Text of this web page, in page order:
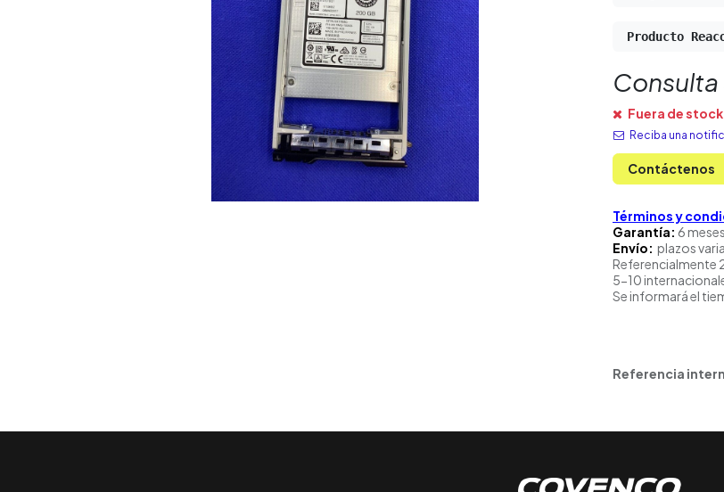
Producto
Fuera de stock
Reciba una
Contáctenos
Términos y
Garantía: 6 meses
Envío: plazos
Referencialmente
5-10
Se informará el
Referencia